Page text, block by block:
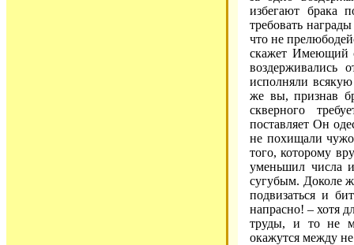
избегают брака
требовать
что не
скажет Имеющий
исполняли
же вы, признав
скверного
поставляет Он
не похищали
того, которому
уменьшил числа
сугубым. Доколе
подвизаться и
напрасно! – хотя
труды, и то не
окажутся между